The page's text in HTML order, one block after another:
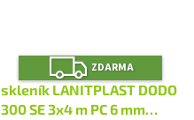
Z
D
A
R
ZDARMA
skleník LANITPLAST DODO
300 SE 3x4 m PC 6 mm